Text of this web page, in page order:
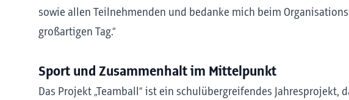
sowie allen Teilnehmenden und bedanke mich beim
großartigen Tag.“
Sport und Zusammenhalt im Mittelpunkt
Das Projekt „Teamball“ ist ein schulübergreifendes Jahresprojekt,